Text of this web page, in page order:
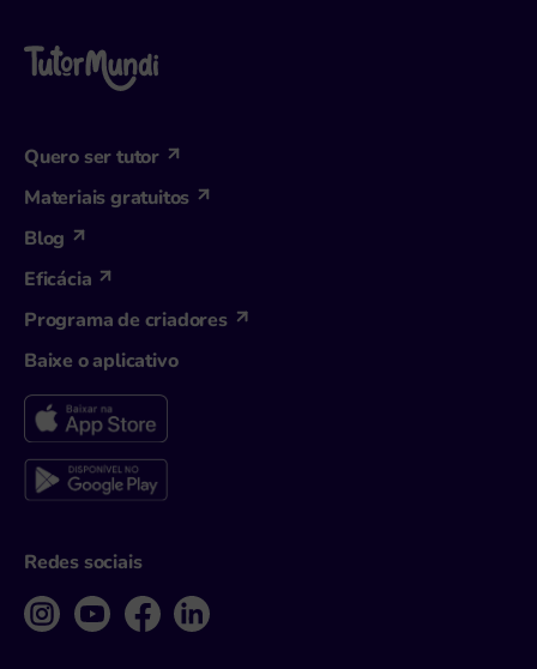
Quero ser tutor
Materiais gratuitos
Blog
Eficácia
Programa de criadores
Baixe o aplicativo
Redes sociais